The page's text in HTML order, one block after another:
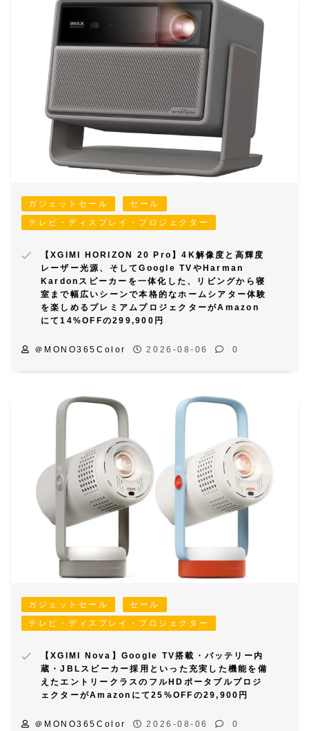
ガジェットセール
セール
テレビ・ディスプレイ・プロジェクター
【XGIMI HORIZON 20 Pro】4K解像度と高輝度
レーザー光源、そしてGoogle TVやHarman
Kardonスピーカーを一体化した、リビングから寝
室まで幅広いシーンで本格的なホームシアター体験
を楽しめるプレミアムプロジェクターがAmazon
にて14%OFFの299,900円
＠MONO365Color 2026-08-06 0
ガジェットセール
セール
テレビ・ディスプレイ・プロジェクター
【XGIMI Nova】Google TV搭載・バッテリー内
蔵・JBLスピーカー採用といった充実した機能を備
えたエントリークラスのフルHDポータブルプロジ
ェクターがAmazonにて25%OFFの29,900円
＠MONO365Color 2026-08-06 0